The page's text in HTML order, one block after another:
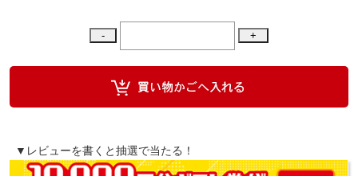
▼レビューを書くと抽選で当たる！